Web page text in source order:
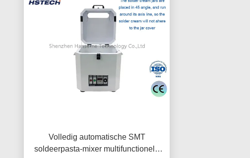
Volledig automatische SMT
soldeerpasta-mixer multifunctionele